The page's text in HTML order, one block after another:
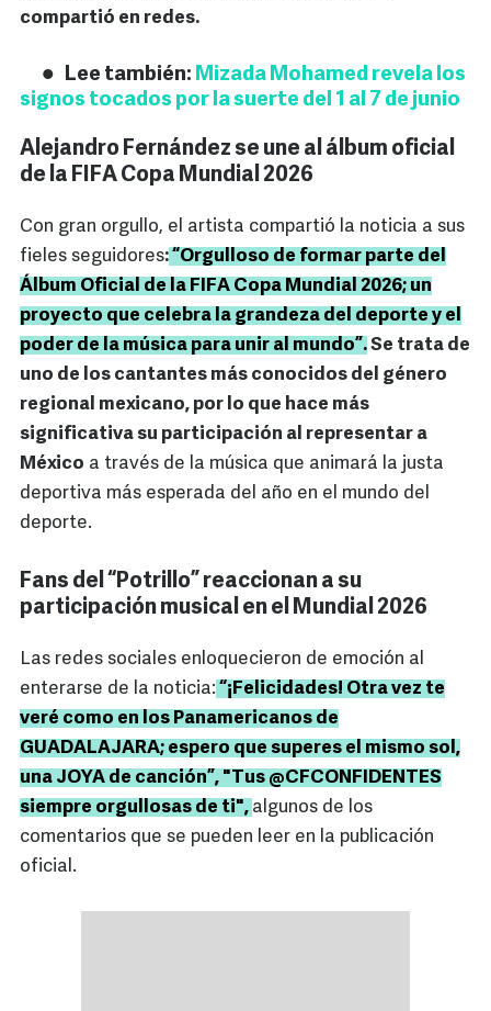
compartió en redes.
Lee también: Mizada Mohamed revela los
signos tocados por la suerte del 1 al 7 de junio
Alejandro Fernández se une al álbum oficial
de la FIFA Copa Mundial 2026
Con gran orgullo, el artista compartió la noticia a sus
fieles seguidores:“Orgulloso de formar parte del
Álbum Oficial de la FIFA Copa Mundial 2026; un
proyecto que celebra la grandeza del deporte y el
poder de la música para unir al mundo”.Se trata de
uno de los cantantes más conocidos del género
regional mexicano, por lo que hace más
significativa su participación al representar a
México a través de la música que animará la justa
deportiva más esperada del año en el mundo del
deporte.
Fans del “Potrillo” reaccionan a su
participación musical en el Mundial 2026
Las redes sociales enloquecieron de emoción al
enterarse de la noticia: “¡Felicidades! Otra vez te
veré como en los Panamericanos de
GUADALAJARA; espero que superes el mismo sol,
una JOYA de canción”, "Tus @CFCONFIDENTES
siempre orgullosas de ti", algunos de los
comentarios que se pueden leer en la publicación
oficial.